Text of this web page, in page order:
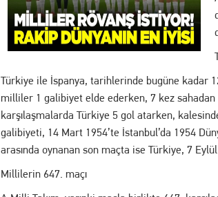
13:30 MANİSA'DA DİJİTAL KRİZ!
12:54 Manisa’da Hareketli
14:16 Yuntdağı’nı Keşfeden
13:20 Turgutlu'da hakkında 7
13:02 Akademi Manisa’da
Türkiye ile İspanya, tarihlerinde bugüne kadar
milliler 1 galibiyet elde ederken, 7 kez sahadan
karşılaşmalarda Türkiye 5 gol atarken,
galibiyeti, 14 Mart 1954’te İstanbul’da 1954
arasında oynanan son maçta ise Türkiye, 7
Millilerin 647. maçı